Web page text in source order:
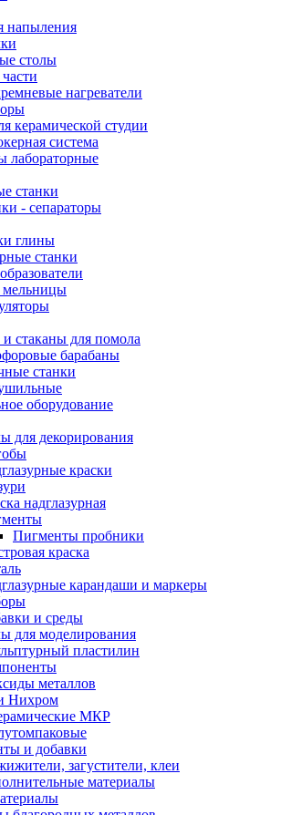
напыления
столы
нагреватели
керамической студии
система
лабораторные
станки
- сепараторы
глины
станки
стаканы для помола
барабаны
станки
оборудование
для декорирования
краски
надглазурная
Пигменты пробники
краска
карандаши и маркеры
и среды
для моделирования
пластилин
металлов
Нихром
МКР
и добавки
загустители, клеи
материалы